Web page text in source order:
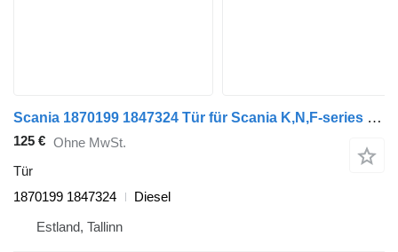
Scania 1870199 1847324 Tür für Scania K,N,F-series bus (2006-)
125 € Ohne MwSt.
Tür
1870199 1847324
Diesel
Estland, Tallinn